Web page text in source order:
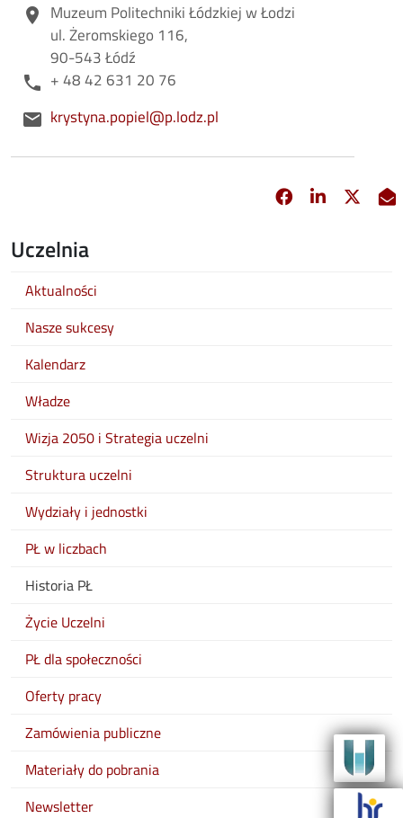
place Adres
Muzeum Politechniki Łódzkiej w Łodzi
ul. Żeromskiego 116,
90-543 Łódź
phone Telefon
+ 48 42 631 20 76
email E-mail
krystyna.popiel@p.lodz.pl
Facebook
opens in new
Linkedin
opens in
X
Uczelnia
Aktualności
Nasze sukcesy
Kalendarz
Władze
Wizja 2050 i Strategia uczelni
Struktura uczelni
Wydziały i jednostki
PŁ w liczbach
Historia PŁ
Życie Uczelni
PŁ dla społeczności
Oferty pracy
Zamówienia publiczne
Materiały do pobrania
Newsletter